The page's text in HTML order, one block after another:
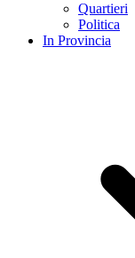
Quartieri
Politica
In Provincia